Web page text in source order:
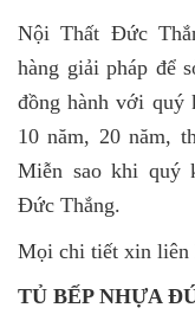
Nội Thất Đức
hàng giải pháp để
đồng hành với quý
10 năm, 20 năm,
Miễn sao khi quý
Đức Thắng.
Mọi chi tiết xin liên
TỦ BẾP NHỰA